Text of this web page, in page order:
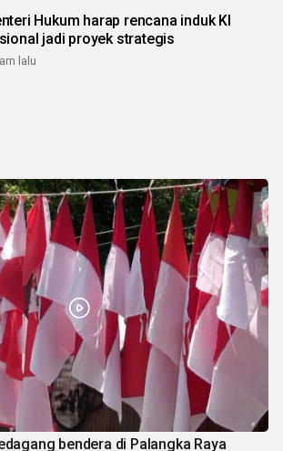
Hukum harap rencana induk KI
jadi proyek strategis
lalu
bendera di Palangka Raya